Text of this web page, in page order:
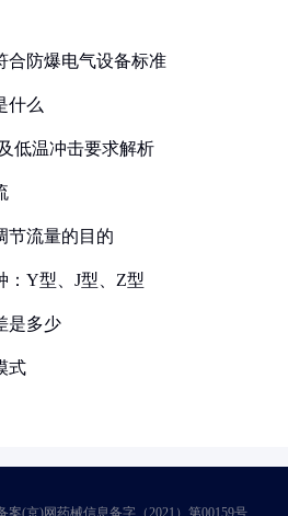
合防爆电气设备标准
什么
低温冲击要求解析
节流量的目的
：Y型、J型、Z型
是多少
式
(京)网药械信息备字（2021）第00159号